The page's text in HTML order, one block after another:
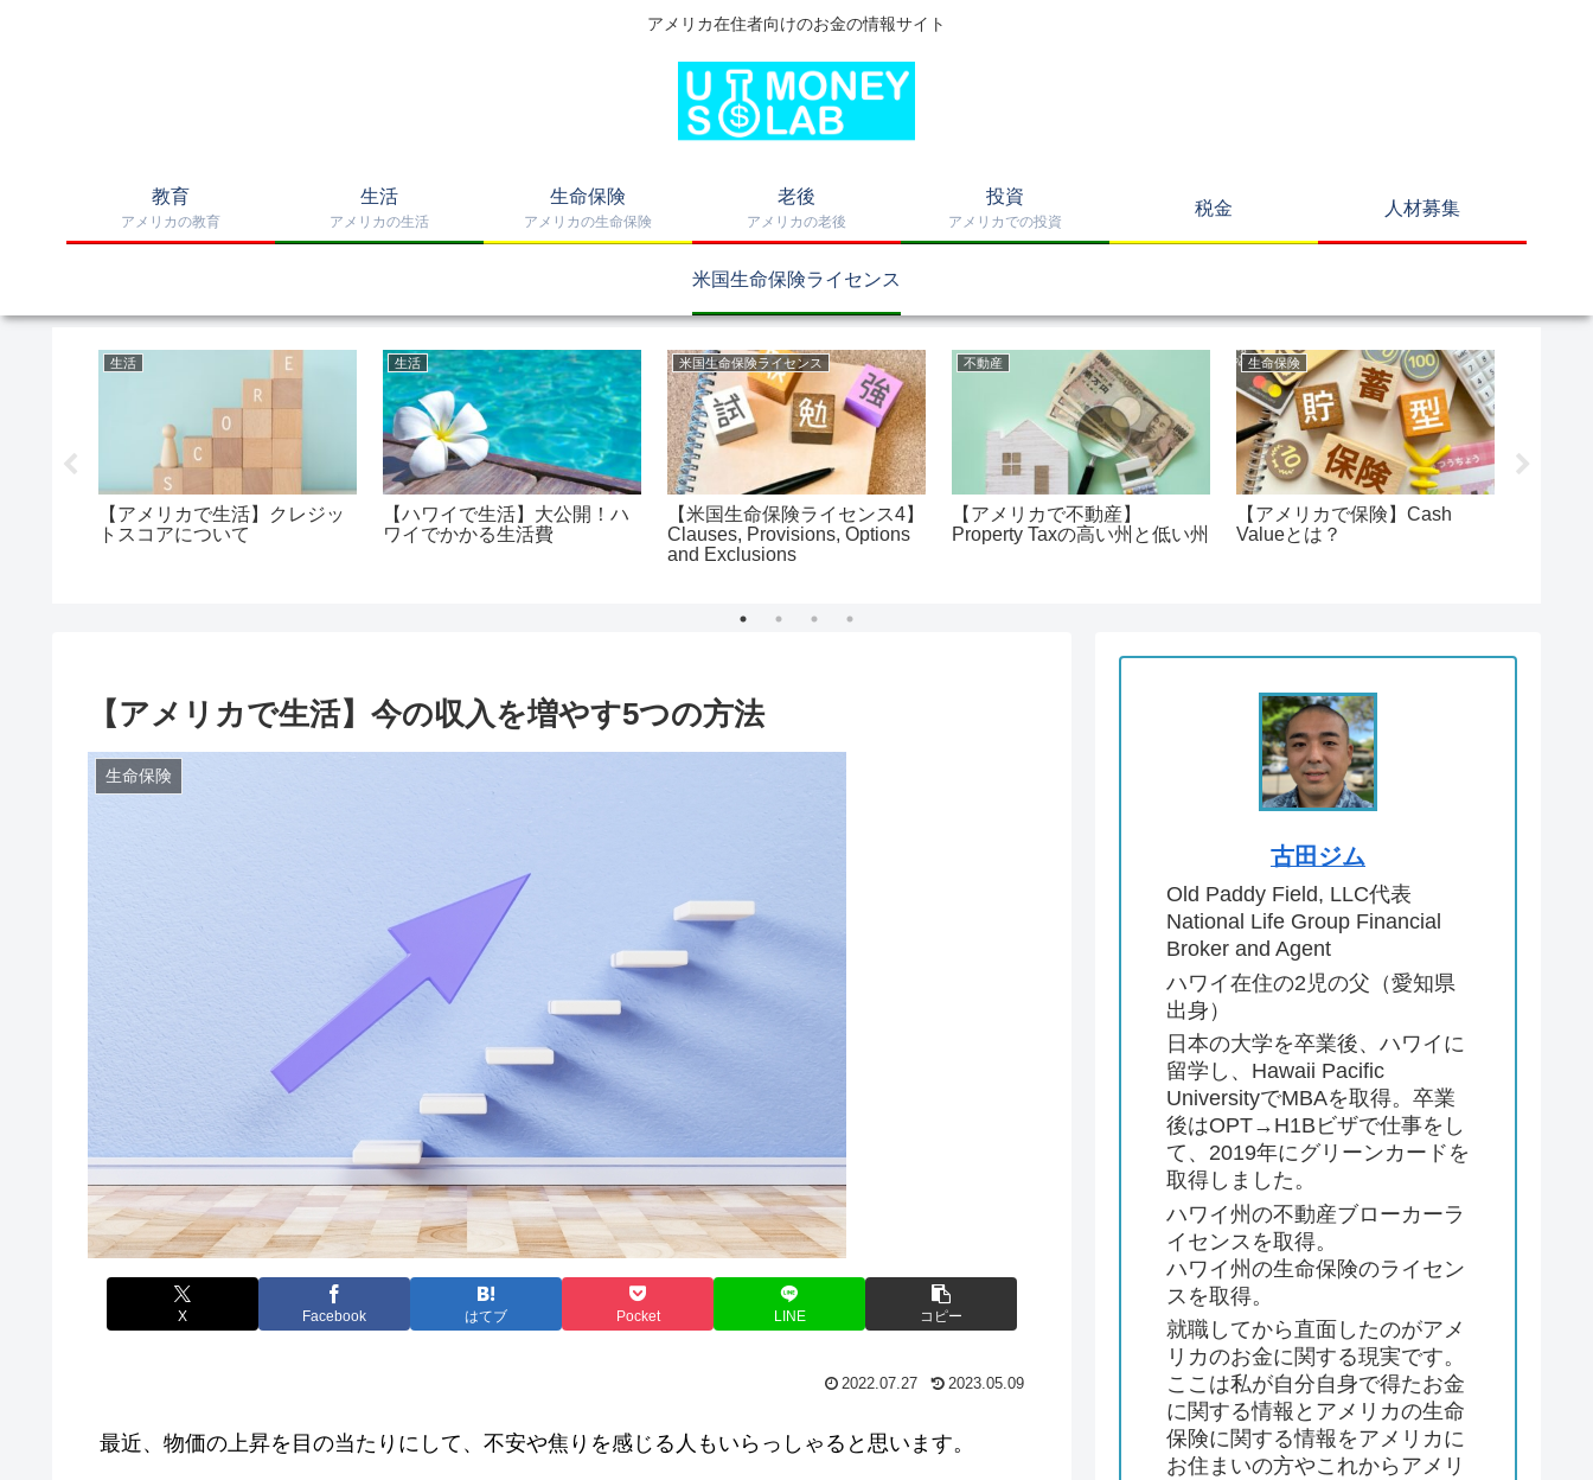
アメリカ在住者向けのお金の情報サイト
教育
アメリカの教育
生活
アメリカの生活
生命保険
アメリカの生命保険
老後
アメリカの老後
投資
アメリカでの投資
税金 人材募集
米国生命保険ライセンス
生活
【アメリカで生活】クレジッ
トスコアについて
生活
【ハワイで生活】大公開！ハ
ワイでかかる生活費
米国生命保険ライセンス
【米国生命保険ライセンス4】
Clauses, Provisions, Options
and Exclusions
不動産
【アメリカで不動産】
Property Taxの高い州と低い州
生命保険
【アメリカで保険】Cash
Valueとは？
【アメリカで生活】今の収入を増やす5つの方法
生命保険
X Facebook はてブ Pocket LINE コピー
2022.07.27 2023.05.09
最近、物価の上昇を目の当たりにして、不安や焦りを感じる人もいらっしゃると思います。
古田ジム
Old Paddy Field, LLC代表
National Life Group Financial
Broker and Agent
ハワイ在住の2児の父（愛知県
出身）
日本の大学を卒業後、ハワイに
留学し、Hawaii Pacific
UniversityでMBAを取得。卒業
後はOPT→H1Bビザで仕事をし
て、2019年にグリーンカードを
取得しました。
ハワイ州の不動産ブローカーラ
イセンスを取得。
ハワイ州の生命保険のライセン
スを取得。
就職してから直面したのがアメ
リカのお金に関する現実です。
ここは私が自分自身で得たお金
に関する情報とアメリカの生命
保険に関する情報をアメリカに
お住まいの方やこれからアメリ